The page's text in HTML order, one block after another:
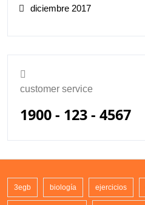
diciembre 2017
customer service
1900 - 123 - 4567
3egb biología ejercicios